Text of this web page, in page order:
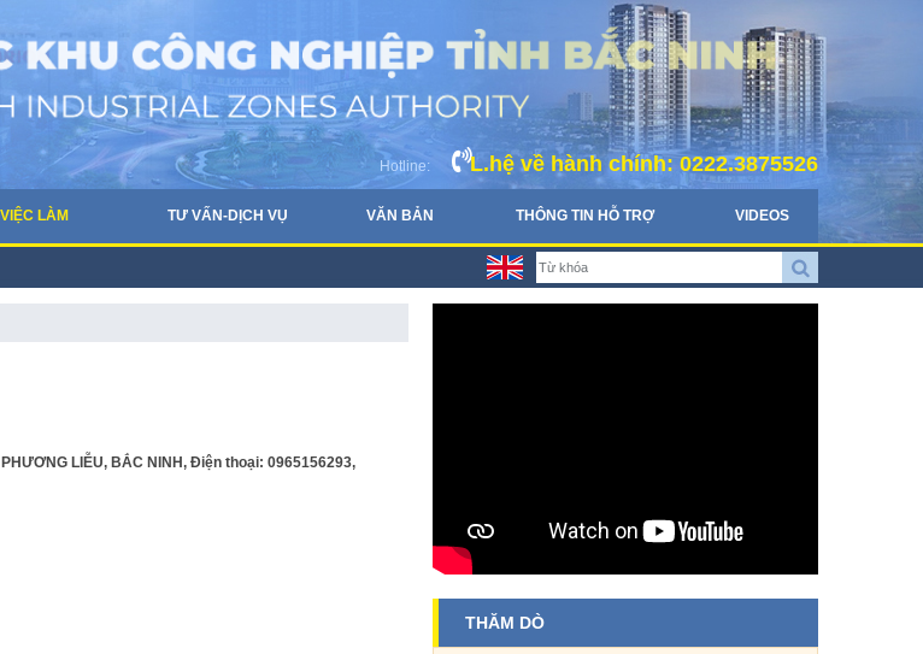
Hotline: L.hệ về hành chính: 0222.3875526
LÀM TƯ VẤN-DỊCH VỤ VĂN BẢN THÔNG TIN HỖ TRỢ VIDEOS
LIỄU, BẮC NINH, Điện thoại: 0965156293,
THĂM DÒ